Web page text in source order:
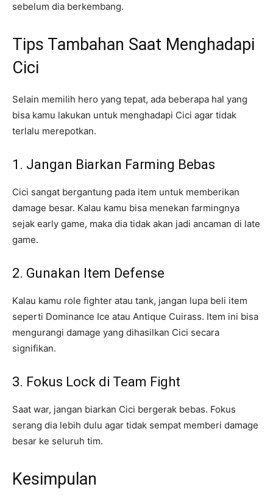
sebelum dia berkembang.
Tips Tambahan Saat Menghadapi
Cici
Selain memilih hero yang tepat, ada beberapa hal yang
bisa kamu lakukan untuk menghadapi Cici agar tidak
terlalu merepotkan.
1. Jangan Biarkan Farming Bebas
Cici sangat bergantung pada item untuk memberikan
damage besar. Kalau kamu bisa menekan farmingnya
sejak early game, maka dia tidak akan jadi ancaman di late
game.
2. Gunakan Item Defense
Kalau kamu role fighter atau tank, jangan lupa beli item
seperti Dominance Ice atau Antique Cuirass. Item ini bisa
mengurangi damage yang dihasilkan Cici secara
signifikan.
3. Fokus Lock di Team Fight
Saat war, jangan biarkan Cici bergerak bebas. Fokus
serang dia lebih dulu agar tidak sempat memberi damage
besar ke seluruh tim.
Kesimpulan